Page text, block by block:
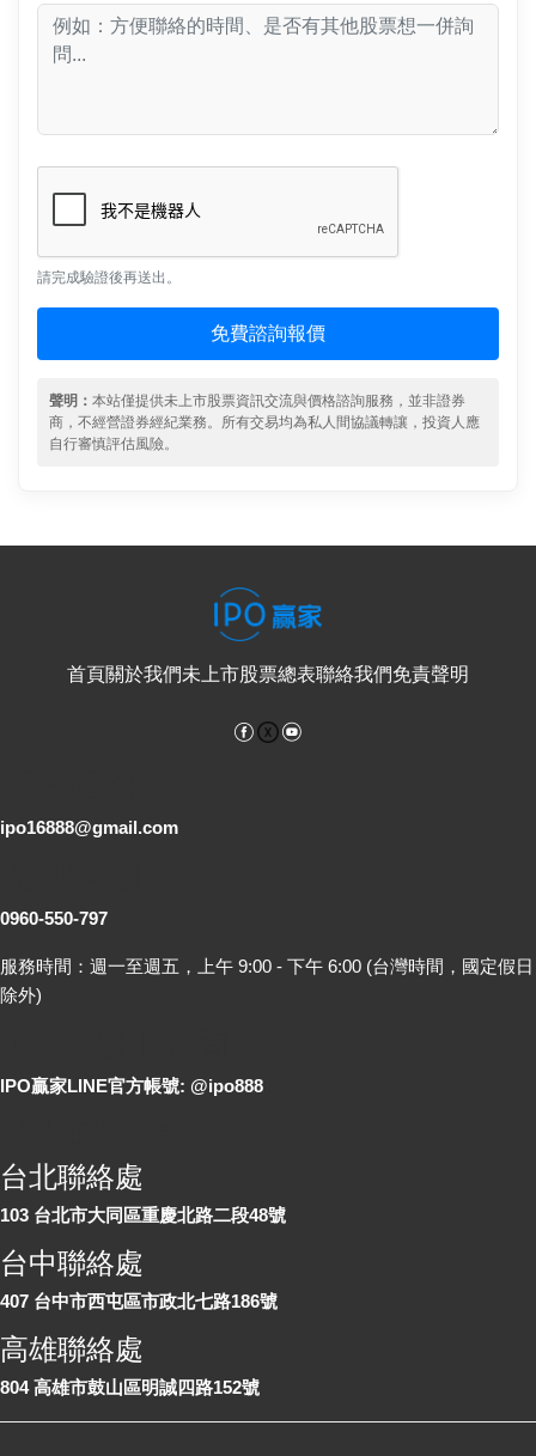
請完成驗證後再送出。
免費諮詢報價
聲明： 本站僅提供未上市股票資訊交流與價格諮詢服務，並非證券
商，不經營證券經紀業務。所有交易均為私人間協議轉讓，投資人應
自行審慎評估風險。
首頁關於我們未上市股票總表聯絡我們免責聲明
Facebook
ipo16888@gmail.com
0960-550-797
服務時間：週一至週五，上午 9:00 - 下午 6:00 (台灣時間，國定假日
除外)
IPO贏家LINE官方帳號: @ipo888
台北聯絡處
103 台北市大同區重慶北路二段48號
台中聯絡處
407 台中市西屯區市政北七路186號
高雄聯絡處
804 高雄市鼓山區明誠四路152號